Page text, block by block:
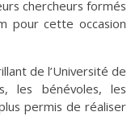
chercheurs formés
pour cette occasion
de l’Université de
les bénévoles, les
permis de réaliser